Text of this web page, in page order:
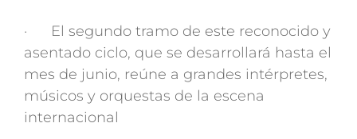
· El segundo tramo de este reconocido y
asentado ciclo, que se desarrollará hasta el
mes de junio, reúne a grandes intérpretes,
músicos y orquestas de la escena
internacional